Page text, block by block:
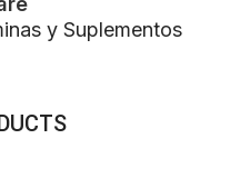
y Suplementos